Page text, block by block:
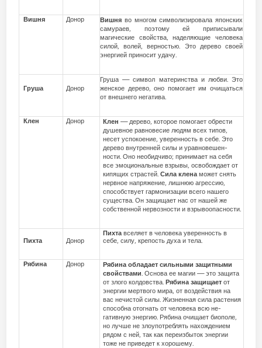
Вишня Донор Вишня во многом символизировала японских
самураев, поэтому ей приписывали
магические свойства, наделяющие человека
силой, волей, верностью. Это дерево своей
энергией приносит удачу.
Груша Донор
Груша — символ материнства и любви. Это
женское дерево, оно помогает им очи­щаться
от внешнего негатива.
Клен Донор Клен — дерево, которое помогает обрести
душевное равновесие людям всех типов,
несет успокоение, уверенность в себе. Это
дерево внутренней силы и уравновешен­
ности. Оно необидчиво; принимает на себя
все эмоциональные взрывы, освобож­дает от
кипящих страстей. Сила кленаможет снять
нервное напряжение, лишнюю агрессию,
способствует гармонизации всего нашего
существа. Он защищает нас от нашей же
собственной нервозности и взрывоопасности.
Пихта Донор
Пихтавселяет в человека уверенность в
себе, силу, крепость духа и тела.
Рябина Донор
Рябина обладает сильными защитными
свойствами. Основа ее магии — это защита
от злого колдовства.Рябина защищает от
энергии мертвого мира, от воздействия на
вас нечистой силы. Жизненная сила растения
способна отогнать от человека всю не­
гативную энергию. Рябина очищает биополе,
но лучше не злоупотреблять нахожде­нием
рядом с ней, так как переизбыток энергии
тоже не приведет к хорошему.